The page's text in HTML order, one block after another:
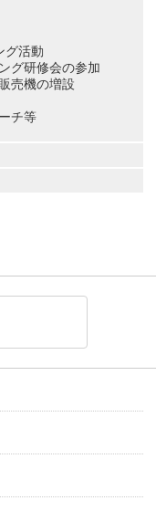
グ活動
グ研修会の参加
売機の増設
チ等